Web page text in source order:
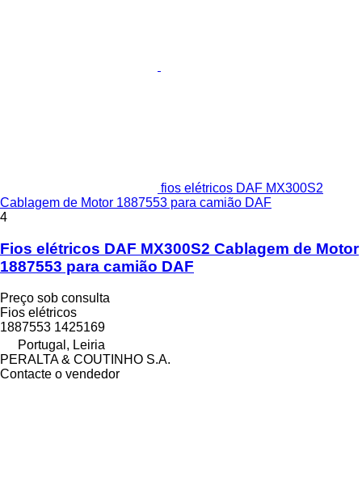
fios elétricos DAF MX300S2
Cablagem de Motor 1887553 para camião DAF
4
Fios elétricos DAF MX300S2 Cablagem de Motor
1887553 para camião DAF
Preço sob consulta
Fios elétricos
1887553 1425169
Portugal, Leiria
PERALTA & COUTINHO S.A.
Contacte o vendedor